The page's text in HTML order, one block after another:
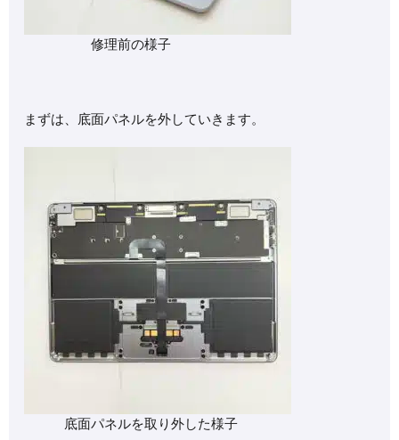
修理前の様子
まずは、底面パネルを外していきます。
底面パネルを取り外した様子